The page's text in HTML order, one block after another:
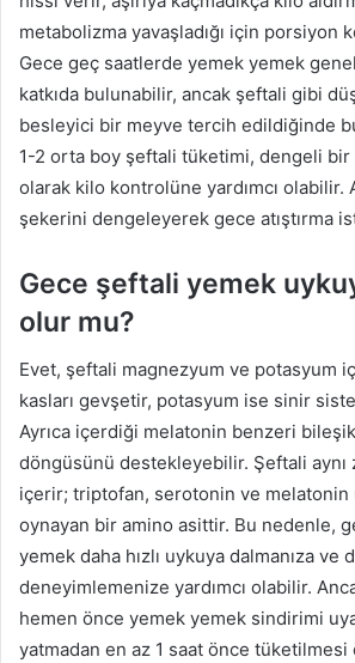
metabolizma yavaşladığı için porsiyon
Gece geç saatlerde yemek yemek
katkıda bulunabilir, ancak şeftali gibi
besleyici bir meyve tercih edildiğinde
1-2 orta boy şeftali tüketimi, dengeli bir
olarak kilo kontrolüne yardımcı olabilir.
şekerini dengeleyerek gece atıştırma
Gece şeftali yemek
olur mu?
Evet, şeftali magnezyum ve potasyum
kasları gevşetir, potasyum ise sinir
Ayrıca içerdiği melatonin benzeri
döngüsünü destekleyebilir. Şeftali aynı
içerir; triptofan, serotonin ve
oynayan bir amino asittir. Bu nedenle,
yemek daha hızlı uykuya dalmanıza ve
deneyimlemenize yardımcı olabilir.
hemen önce yemek yemek sindirimi
yatmadan en az 1 saat önce tüketilmesi